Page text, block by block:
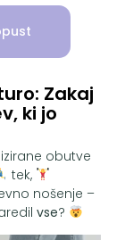
Zakaj
ki jo
obutve
tek,
nošenje –
vse?